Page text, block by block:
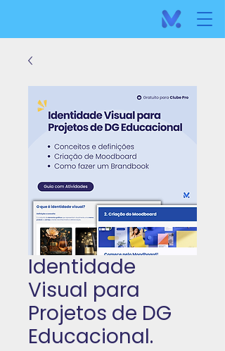
Identidade
Visual para
Projetos de DG
Educacional.